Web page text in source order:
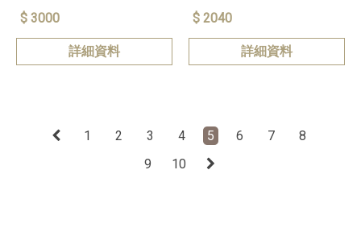
$ 3000
詳細資料
$ 2040
詳細資料
1 2 3 4 5 6 7
8
9
10